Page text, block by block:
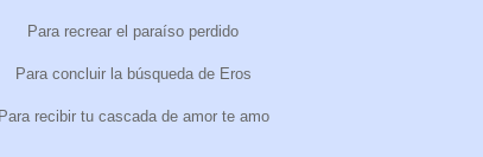
Para recrear el paraíso perdido
Para concluir la búsqueda de Eros
Para recibir tu cascada de amor te amo